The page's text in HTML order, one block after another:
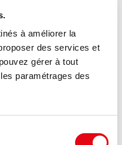
à améliorer la
des services et
gérer à tout
paramétrages des